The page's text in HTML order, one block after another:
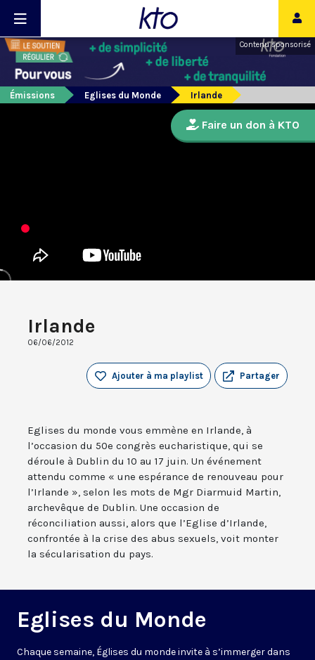
Contenu sponsorisé
Émissions Eglises du Monde Irlande
Irlande
06/06/2012
Partager
Ajouter à ma playlist
Eglises du monde vous emmène en Irlande, à
l’occasion du 50e congrès eucharistique, qui se
déroule à Dublin du 10 au 17 juin. Un événement
attendu comme « une espérance de renouveau pour
l’Irlande », selon les mots de Mgr Diarmuid Martin,
archevêque de Dublin. Une occasion de
réconciliation aussi, alors que l’Eglise d’Irlande,
confrontée à la crise des abus sexuels, voit monter
la sécularisation du pays.
Eglises du Monde
Chaque semaine, Églises du monde invite à s’immerger dans
Faire un don à KTO